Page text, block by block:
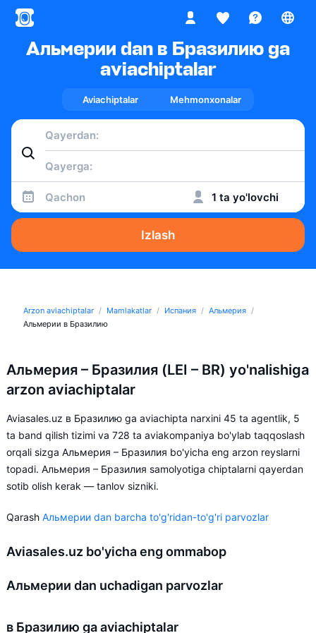
Альмерии dan в Бразилию ga
aviachiptalar
Aviachiptalar Mehmonxonalar
Qachon 1 ta yo'lovchi
Izlash
Arzon aviachiptalar Mamlakatlar Испания
Альмерия
Альмерии в Бразилию
Альмерия – Бразилия (LEI – BR) yo'nalishiga
arzon aviachiptalar
Aviasales.uz в Бразилию ga aviachipta narxini 45 ta agentlik, 5
ta band qilish tizimi va 728 ta aviakompaniya bo'ylab taqqoslash
orqali sizga Альмерия – Бразилия bo'yicha eng arzon reyslarni
topadi. Альмерия – Бразилия samolyotiga chiptalarni qayerdan
sotib olish kerak — tanlov sizniki.
Qarash Альмерии dan barcha to'g'ridan-to'g'ri parvozlar
Aviasales.uz bo'yicha eng ommabop
Альмерии dan uchadigan parvozlar
в Бразилию ga aviachiptalar